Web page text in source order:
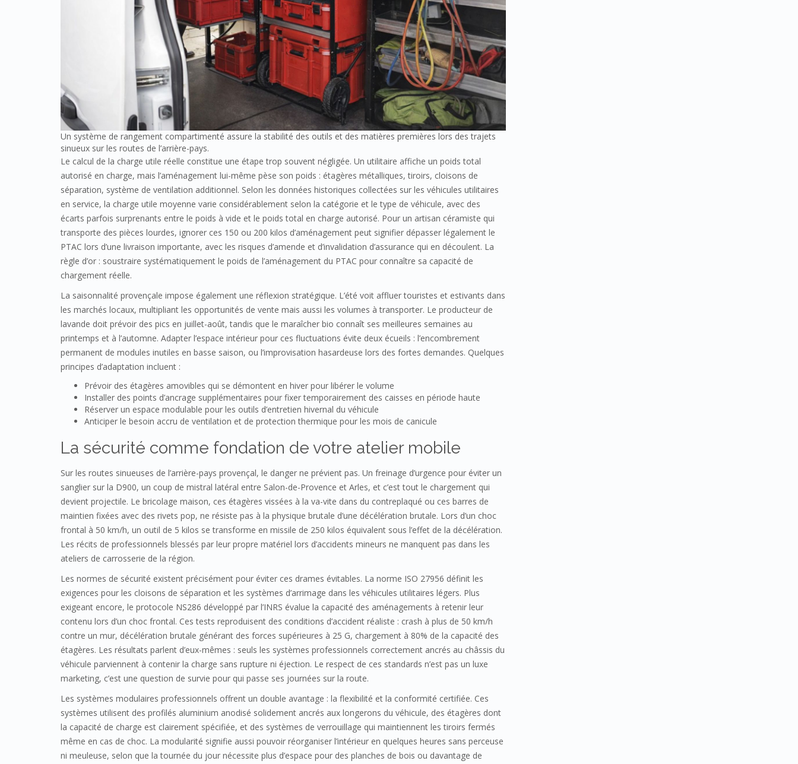
Un système de rangement compartimenté assure la stabilité des outils et des matières premières lors des trajets
sinueux sur les routes de l’arrière-pays.
Le calcul de la charge utile réelle constitue une étape trop souvent négligée. Un utilitaire affiche un poids total
autorisé en charge, mais l’aménagement lui-même pèse son poids : étagères métalliques, tiroirs, cloisons de
séparation, système de ventilation additionnel. Selon les données historiques collectées sur les véhicules utilitaires
en service, la charge utile moyenne varie considérablement selon la catégorie et le type de véhicule, avec des
écarts parfois surprenants entre le poids à vide et le poids total en charge autorisé. Pour un artisan céramiste qui
transporte des pièces lourdes, ignorer ces 150 ou 200 kilos d’aménagement peut signifier dépasser légalement le
PTAC lors d’une livraison importante, avec les risques d’amende et d’invalidation d’assurance qui en découlent. La
règle d’or : soustraire systématiquement le poids de l’aménagement du PTAC pour connaître sa capacité de
chargement réelle.
La saisonnalité provençale impose également une réflexion stratégique. L’été voit affluer touristes et estivants dans
les marchés locaux, multipliant les opportunités de vente mais aussi les volumes à transporter. Le producteur de
lavande doit prévoir des pics en juillet-août, tandis que le maraîcher bio connaît ses meilleures semaines au
printemps et à l’automne. Adapter l’espace intérieur pour ces fluctuations évite deux écueils : l’encombrement
permanent de modules inutiles en basse saison, ou l’improvisation hasardeuse lors des fortes demandes. Quelques
principes d’adaptation incluent :
Prévoir des étagères amovibles qui se démontent en hiver pour libérer le volume
Installer des points d’ancrage supplémentaires pour fixer temporairement des caisses en période haute
Réserver un espace modulable pour les outils d’entretien hivernal du véhicule
Anticiper le besoin accru de ventilation et de protection thermique pour les mois de canicule
La sécurité comme fondation de votre atelier mobile
Sur les routes sinueuses de l’arrière-pays provençal, le danger ne prévient pas. Un freinage d’urgence pour éviter un
sanglier sur la D900, un coup de mistral latéral entre Salon-de-Provence et Arles, et c’est tout le chargement qui
devient projectile. Le bricolage maison, ces étagères vissées à la va-vite dans du contreplaqué ou ces barres de
maintien fixées avec des rivets pop, ne résiste pas à la physique brutale d’une décélération brutale. Lors d’un choc
frontal à 50 km/h, un outil de 5 kilos se transforme en missile de 250 kilos équivalent sous l’effet de la décélération.
Les récits de professionnels blessés par leur propre matériel lors d’accidents mineurs ne manquent pas dans les
ateliers de carrosserie de la région.
Les normes de sécurité existent précisément pour éviter ces drames évitables. La norme ISO 27956 définit les
exigences pour les cloisons de séparation et les systèmes d’arrimage dans les véhicules utilitaires légers. Plus
exigeant encore, le protocole NS286 développé par l’INRS évalue la capacité des aménagements à retenir leur
contenu lors d’un choc frontal. Ces tests reproduisent des conditions d’accident réaliste : crash à plus de 50 km/h
contre un mur, décélération brutale générant des forces supérieures à 25 G, chargement à 80% de la capacité des
étagères. Les résultats parlent d’eux-mêmes : seuls les systèmes professionnels correctement ancrés au châssis du
véhicule parviennent à contenir la charge sans rupture ni éjection. Le respect de ces standards n’est pas un luxe
marketing, c’est une question de survie pour qui passe ses journées sur la route.
Les systèmes modulaires professionnels offrent un double avantage : la flexibilité et la conformité certifiée. Ces
systèmes utilisent des profilés aluminium anodisé solidement ancrés aux longerons du véhicule, des étagères dont
la capacité de charge est clairement spécifiée, et des systèmes de verrouillage qui maintiennent les tiroirs fermés
même en cas de choc. La modularité signifie aussi pouvoir réorganiser l’intérieur en quelques heures sans perceuse
ni meuleuse, selon que la tournée du jour nécessite plus d’espace pour des planches de bois ou davantage de